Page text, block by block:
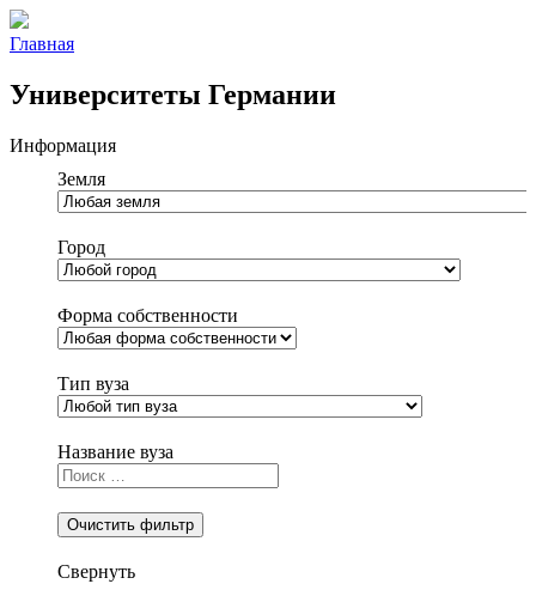
Главная
Университеты Германии
Информация
Земля
Город
Любой
Форма собственности
Тип вуза
Название вуза
Очистить фильтр
Свернуть